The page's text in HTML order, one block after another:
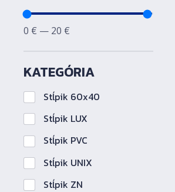
Minimálna cena
Maximálna cena
0 € — 20 €
KATEGÓRIA
Stĺpik 60x40
Stĺpik LUX
Stĺpik PVC
Stĺpik UNIX
Stĺpik ZN